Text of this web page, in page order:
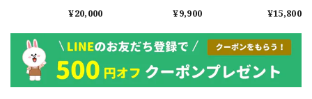
1.601ct【ソーティン
¥20,000 ¥9,900
¥15,800